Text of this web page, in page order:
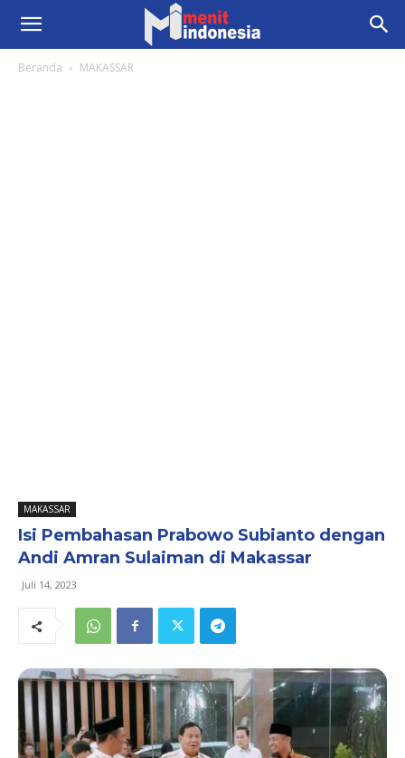
Beranda MAKASSAR
MAKASSAR
Isi Pembahasan Prabowo Subianto dengan
Andi Amran Sulaiman di Makassar
Juli 14, 2023